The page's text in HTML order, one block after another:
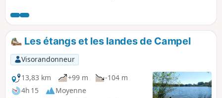
de la Seiche peut être interdit en période de crue et
d'inondation.
Les étangs et les landes de Campel
Visorandonneur
13,83 km
+99 m
-104 m
4h 15
Moyenne